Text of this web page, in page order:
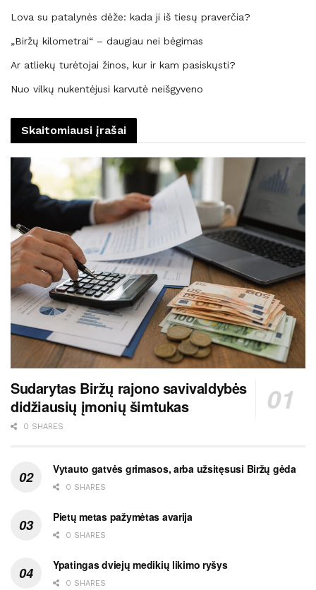
Lova su patalynės dėže: kada ji iš tiesų praverčia?
„Biržų kilometrai“ – daugiau nei bėgimas
Ar atliekų turėtojai žinos, kur ir kam pasiskųsti?
Nuo vilkų nukentėjusi karvutė neišgyveno
Skaitomiausi įrašai
Sudarytas Biržų rajono savivaldybės
didžiausių įmonių šimtukas
0 SHARES
Vytauto gatvės grimasos, arba užsitęsusi Biržų gėda
0 SHARES
Pietų metas pažymėtas avarija
0 SHARES
Ypatingas dviejų medikių likimo ryšys
0 SHARES